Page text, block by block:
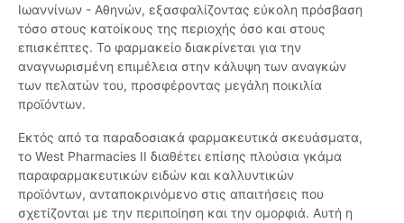
Ιωαννίνων - Αθηνών, εξασφαλίζοντας εύκολη πρόσβαση
τόσο στους κατοίκους της περιοχής όσο και στους
επισκέπτες. Το φαρμακείο διακρίνεται για την
αναγνωρισμένη επιμέλεια στην κάλυψη των αναγκών
των πελατών του, προσφέροντας μεγάλη ποικιλία
προϊόντων.
Εκτός από τα παραδοσιακά φαρμακευτικά σκευάσματα,
το West Pharmacies II διαθέτει επίσης πλούσια γκάμα
παραφαρμακευτικών ειδών και καλλυντικών
προϊόντων, ανταποκρινόμενο στις απαιτήσεις που
σχετίζονται με την περιποίηση και την ομορφιά. Αυτή η